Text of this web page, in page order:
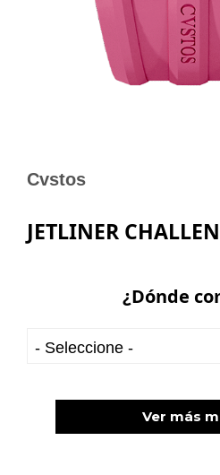
Cvstos
JETLINER
¿Dónde
Ver más